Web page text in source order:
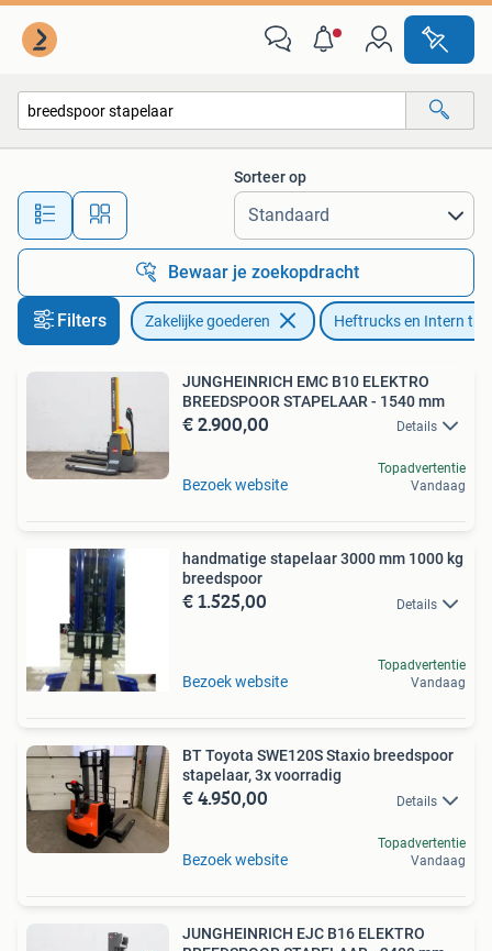
Alle afstanden…
Sorteer op
Bewaar je zoekopdracht
Filters Zakelijke goederen Heftrucks en Intern
JUNGHEINRICH EMC B10 ELEKTRO
BREEDSPOOR STAPELAAR - 1540 mm
€ 2.900,00 Details
Bezoek website
Topadvertentie
Vandaag
handmatige stapelaar 3000 mm 1000 kg
breedspoor
€ 1.525,00 Details
Bezoek website
Topadvertentie
Vandaag
BT Toyota SWE120S Staxio breedspoor
stapelaar, 3x voorradig
€ 4.950,00 Details
Bezoek website
Topadvertentie
Vandaag
JUNGHEINRICH EJC B16 ELEKTRO